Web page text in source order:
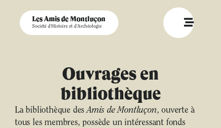
Les Amis de Montluçon
Société d'Histoire et d'Archéologie
Ouvrages en
bibliothèque
La bibliothèque desAmis de Montluçon, ouverte à
tous les membres, possède un intéressant fonds